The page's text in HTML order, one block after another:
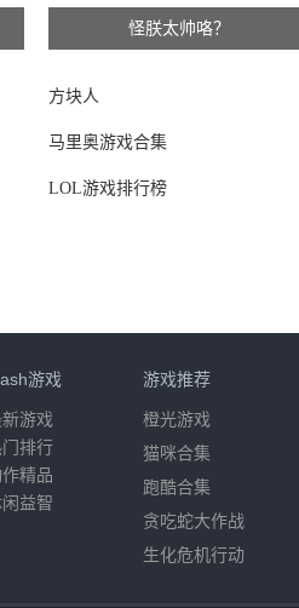
怪朕太帅咯？
方块人
马里奥游戏合集
LOL游戏排行榜
游戏
游戏
排行
精品
益智
游戏推荐
橙光游戏
猫咪合集
跑酷合集
贪吃蛇大作战
生化危机行动